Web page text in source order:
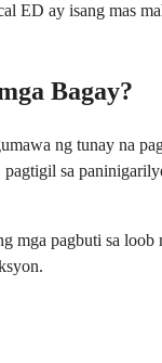
ay isang mas
Bagay?
ng tunay na
sa
pagbuti sa